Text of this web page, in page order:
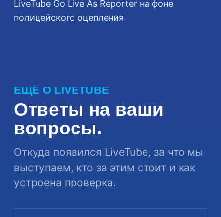
ЕЩЁ О LIVETUBE
Ответы на ваши
вопросы.
Откуда появился LiveTube, за что мы
выступаем, кто за этим стоит и как
устроена проверка.